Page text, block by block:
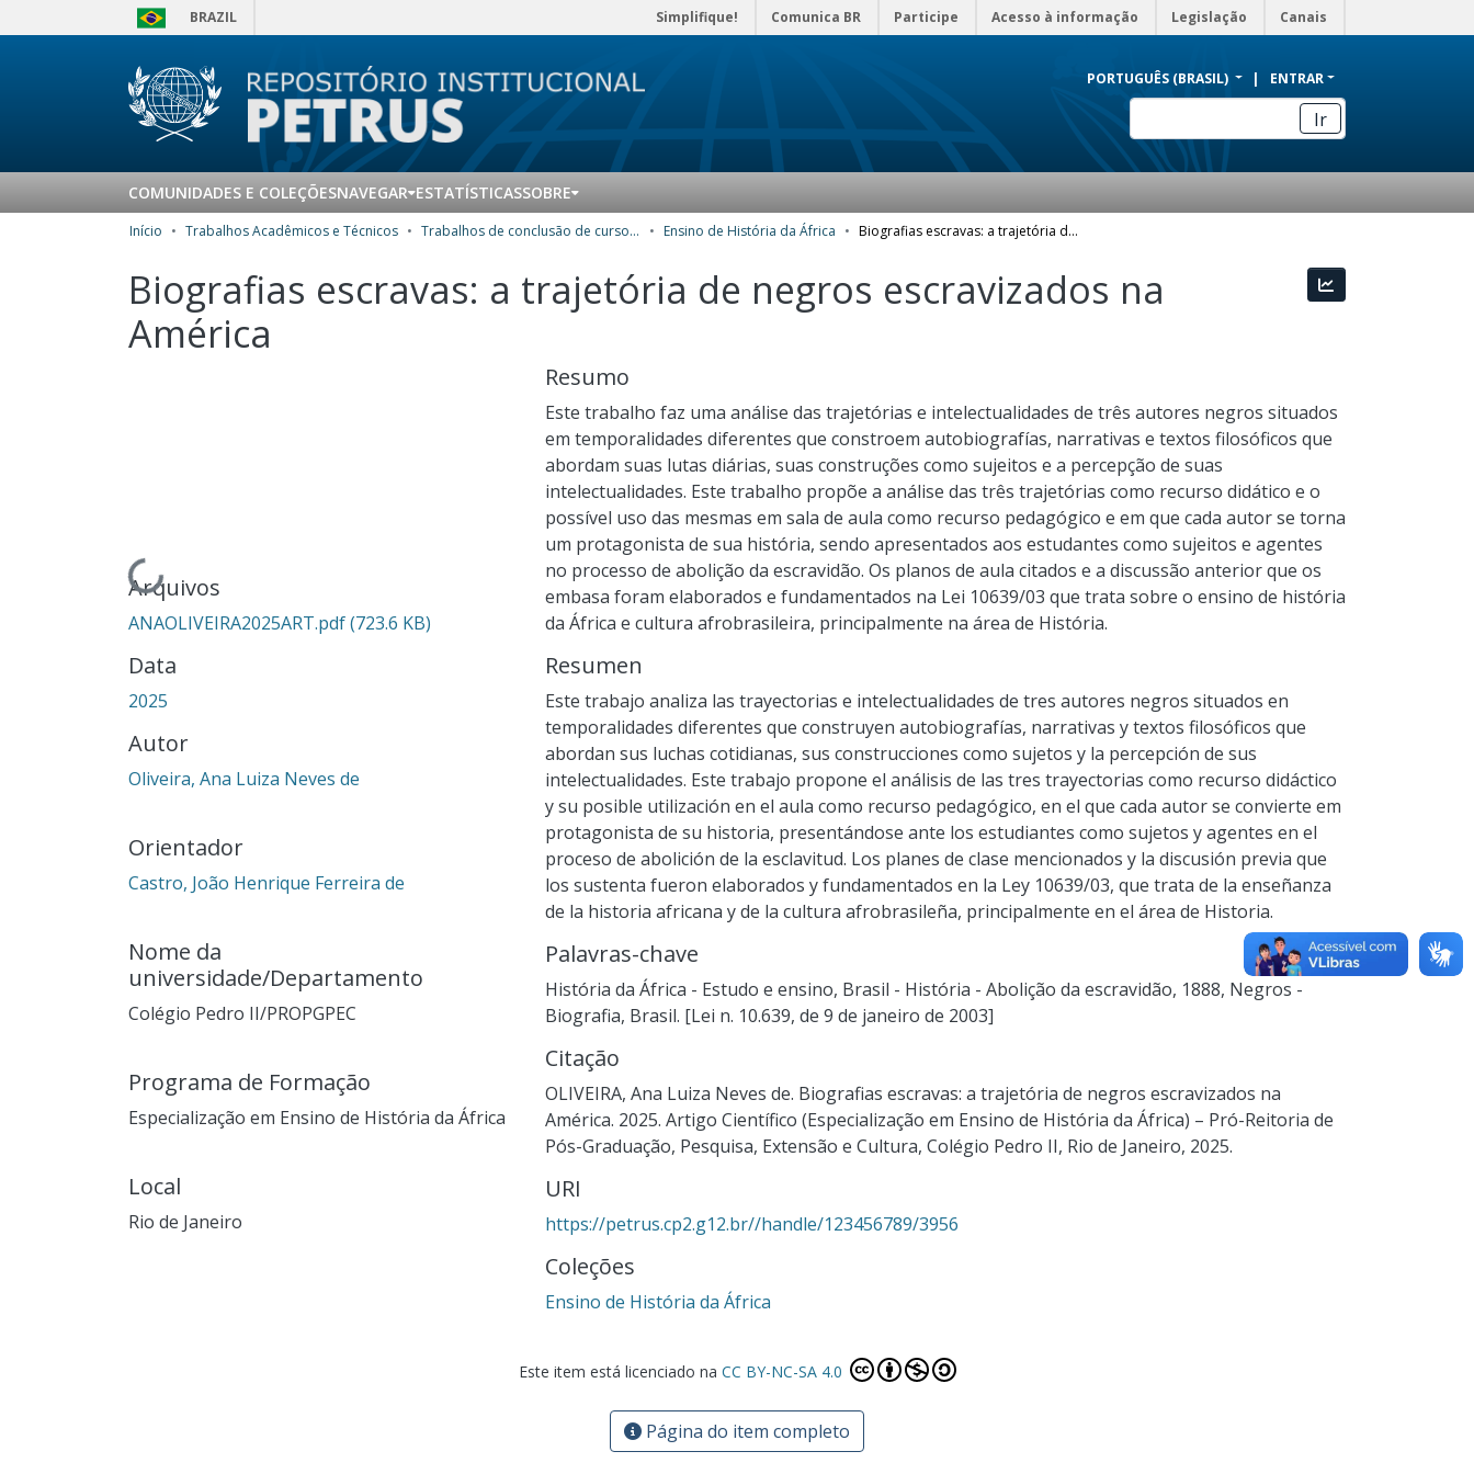
BRAZIL Simplifique! Comunica BR Participe Acesso à informação Legislação Canais
PORTUGUÊS (BRASIL) ENTRAR
Ir
COMUNIDADES E COLEÇÕESNAVEGAR ESTATÍSTICASSOBRE
Início Trabalhos Acadêmicos e Técnicos Trabalhos de conclusão de curso de Especialização Ensino de História da África Biografias escravas: a trajetória de negros escravizados na América
Biografias escravas: a trajetória de negros escravizados na
América
Carregando...
Arquivos
ANAOLIVEIRA2025ART.pdf(723.6 KB)
Data
2025
Autor
Oliveira, Ana Luiza Neves de
Orientador
Castro, João Henrique Ferreira de
Nome da
universidade/Departamento
Colégio Pedro II/PROPGPEC
Programa de Formação
Especialização em Ensino de História da África
Local
Rio de Janeiro
Resumo
Este trabalho faz uma análise das trajetórias e intelectualidades de três autores negros situados
em temporalidades diferentes que constroem autobiografías, narrativas e textos filosóficos que
abordam suas lutas diárias, suas construções como sujeitos e a percepção de suas
intelectualidades. Este trabalho propõe a análise das três trajetórias como recurso didático e o
possível uso das mesmas em sala de aula como recurso pedagógico e em que cada autor se torna
um protagonista de sua história, sendo apresentados aos estudantes como sujeitos e agentes
no processo de abolição da escravidão. Os planos de aula citados e a discussão anterior que os
embasa foram elaborados e fundamentados na Lei 10639/03 que trata sobre o ensino de história
da África e cultura afrobrasileira, principalmente na área de História.
Resumen
Este trabajo analiza las trayectorias e intelectualidades de tres autores negros situados en
temporalidades diferentes que construyen autobiografías, narrativas y textos filosóficos que
abordan sus luchas cotidianas, sus construcciones como sujetos y la percepción de sus
intelectualidades. Este trabajo propone el análisis de las tres trayectorias como recurso didáctico
y su posible utilización en el aula como recurso pedagógico, en el que cada autor se convierte em
protagonista de su historia, presentándose ante los estudiantes como sujetos y agentes en el
proceso de abolición de la esclavitud. Los planes de clase mencionados y la discusión previa que
los sustenta fueron elaborados y fundamentados en la Ley 10639/03, que trata de la enseñanza
de la historia africana y de la cultura afrobrasileña, principalmente en el área de Historia.
Palavras-chave
História da África - Estudo e ensino, Brasil - História - Abolição da escravidão, 1888, Negros -
Biografia, Brasil. [Lei n. 10.639, de 9 de janeiro de 2003]
Citação
OLIVEIRA, Ana Luiza Neves de. Biografias escravas: a trajetória de negros escravizados na
América. 2025. Artigo Científico (Especialização em Ensino de História da África) – Pró-Reitoria de
Pós-Graduação, Pesquisa, Extensão e Cultura, Colégio Pedro II, Rio de Janeiro, 2025.
URI
https://petrus.cp2.g12.br//handle/123456789/3956
Coleções
Ensino de História da África
Este item está licenciado na CC BY-NC-SA 4.0
Página do item completo